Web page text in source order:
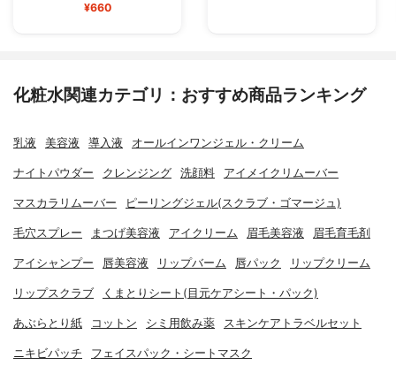
¥660
化粧水関連カテゴリ：おすすめ商品ランキング
乳液 美容液 導入液 オールインワンジェル・クリーム
ナイトパウダー クレンジング 洗顔料 アイメイクリムーバー
マスカラリムーバー ピーリングジェル(スクラブ・ゴマージュ)
毛穴スプレー まつげ美容液 アイクリーム 眉毛美容液 眉毛育毛剤
アイシャンプー 唇美容液 リップバーム 唇パック リップクリーム
リップスクラブ くまとりシート(目元ケアシート・パック)
あぶらとり紙 コットン シミ用飲み薬 スキンケアトラベルセット
ニキビパッチ フェイスパック・シートマスク